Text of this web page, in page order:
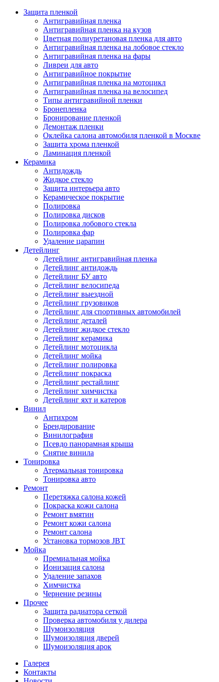
Защита пленкой
Антигравийная пленка
Антигравийная пленка на кузов
Цветная полиуретановая пленка для авто
Антигравийная пленка на лобовое стекло
Антигравийная пленка на фары
Ливреи для авто
Антигравийное покрытие
Антигравийная пленка на мотоцикл
Антигравийная пленка на велосипед
Типы антигравийной пленки
Бронепленка
Бронирование пленкой
Демонтаж пленки
Оклейка салона автомобиля пленкой в Москве
Защита хрома пленкой
Ламинация пленкой
Керамика
Антидождь
Жидкое стекло
Защита интерьера авто
Керамическое покрытие
Полировка
Полировка дисков
Полировка лобового стекла
Полировка фар
Удаление царапин
Детейлинг
Детейлинг антигравийная пленка
Детейлинг антидождь
Детейлинг БУ авто
Детейлинг велосипеда
Детейлинг выездной
Детейлинг грузовиков
Детейлинг для спортивных автомобилей
Детейлинг деталей
Детейлинг жидкое стекло
Детейлинг керамика
Детейлинг мотоцикла
Детейлинг мойка
Детейлинг полировка
Детейлинг покраска
Детейлинг рестайлинг
Детейлинг химчистка
Детейлинг яхт и катеров
Винил
Антихром
Брендирование
Винилография
Псевдо панорамная крыша
Снятие винила
Тонировка
Атермальная тонировка
Тонировка авто
Ремонт
Перетяжка салона кожей
Покраска кожи салона
Ремонт вмятин
Ремонт кожи салона
Ремонт салона
Установка тормозов JBT
Мойка
Премиальная мойка
Ионизация салона
Удаление запахов
Химчистка
Чернение резины
Прочее
Защита радиатора сеткой
Проверка автомобиля у дилера
Шумоизоляция
Шумоизоляция дверей
Шумоизоляция арок
Галерея
Контакты